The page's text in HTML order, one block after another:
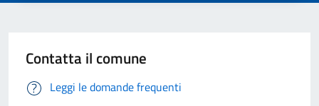
Contatta il comune
Leggi le domande frequenti